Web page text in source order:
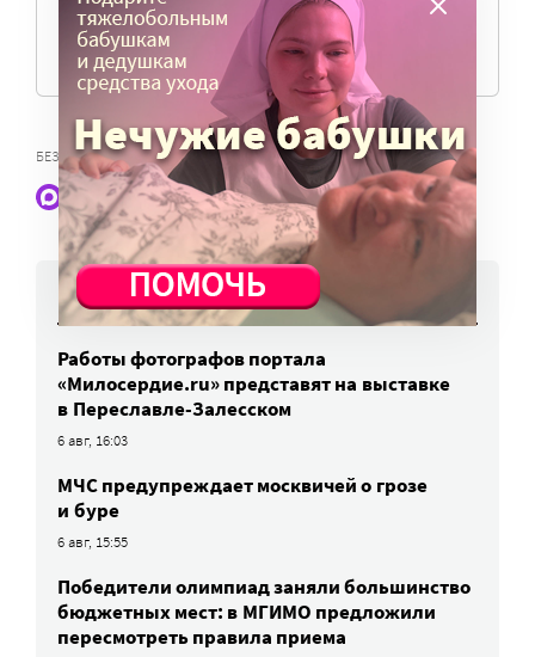
ПОМОЧЬ ПОРТАЛУ
БЕЗДОМНЫЕ,ПРАЧЕЧНАЯ ДЛЯ БЕЗДОМНЫХ
Наши статьи и новости в Max. Подпишитесь
НОВОСТИ
Работы фотографов портала
«Милосердие.ru» представят на выставке
в Переславле-Залесском
6 авг, 16:03
МЧС предупреждает москвичей о грозе
и буре
6 авг, 15:55
Победители олимпиад заняли большинство
бюджетных мест: в МГИМО предложили
пересмотреть правила приема